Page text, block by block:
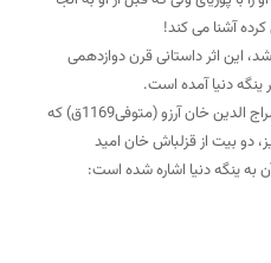
آشنا می کند!
این اثر داستانی قرن دوازدهمی
دنیا آمده است.
اما در تذکره مجمع النفایس، تالیف سراج الدین خان آرزو (متوفی1169ق) که
دو بیت از قزلباش خان امید